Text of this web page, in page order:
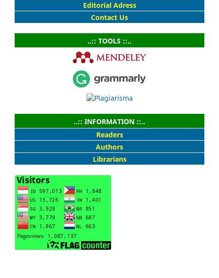
Editorial Adress
Contact Us
..:: TOOLS ::..
..:: INFORMATION ::..
Readers
Authors
Librarians